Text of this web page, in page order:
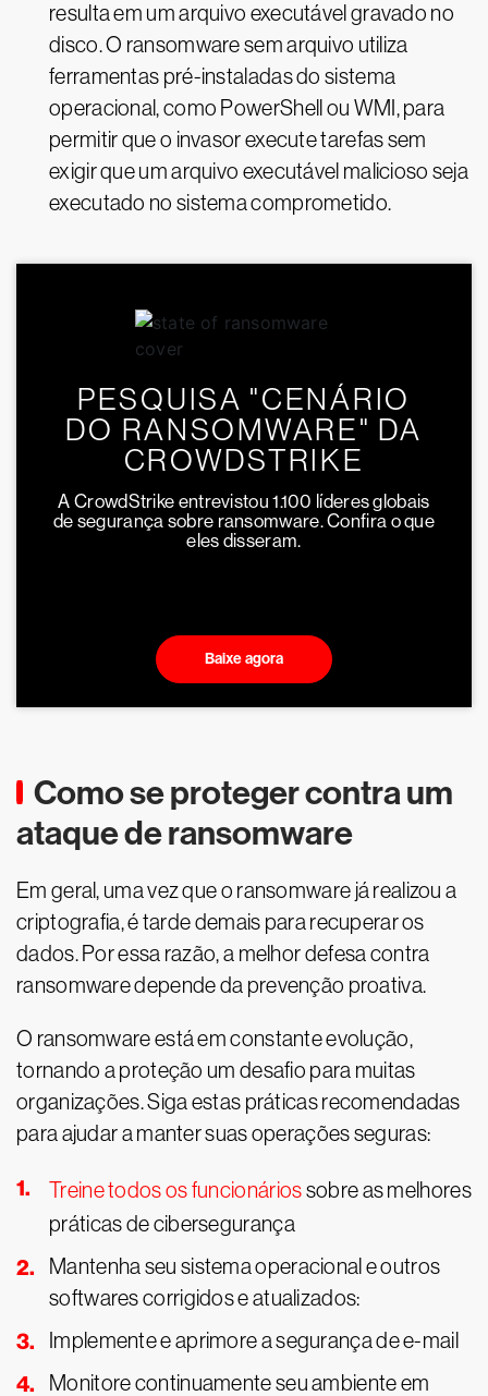
resulta em um arquivo executável gravado no
disco. O ransomware sem arquivo utiliza
ferramentas pré-instaladas do sistema
operacional, como PowerShell ou WMI, para
permitir que o invasor execute tarefas sem
exigir que um arquivo executável malicioso seja
executado no sistema comprometido.
PESQUISA "CENÁRIO
DO RANSOMWARE" DA
CROWDSTRIKE
A CrowdStrike entrevistou 1.100 líderes globais
de segurança sobre ransomware. Confira o que
eles disseram.
Baixe agora
Como se proteger contra um
ataque de ransomware
Em geral, uma vez que o ransomware já realizou a
criptografia, é tarde demais para recuperar os
dados. Por essa razão, a melhor defesa contra
ransomware depende da prevenção proativa.
O ransomware está em constante evolução,
tornando a proteção um desafio para muitas
organizações. Siga estas práticas recomendadas
para ajudar a manter suas operações seguras:
Treine todos os funcionáriossobre as melhores
práticas de cibersegurança
Mantenha seu sistema operacional e outros
softwares corrigidos e atualizados:
Implemente e aprimore a segurança de e-mail
Monitore continuamente seu ambiente em